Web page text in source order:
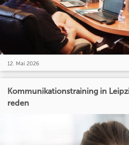
12. Mai 2026
Kommunikationstraining in
reden